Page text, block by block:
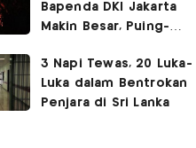
Bapenda DKI Jakarta
Makin Besar, Puing-
3 Napi Tewas, 20 Luka-
Luka dalam Bentrokan
Penjara di Sri Lanka